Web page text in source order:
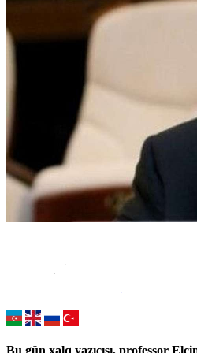
Bu gün xalq yazıçısı, professor